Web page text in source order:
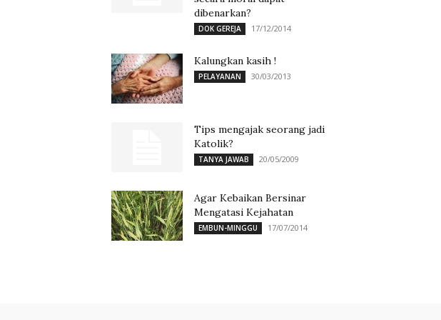
dibenarkan?
DOK GEREJA 17/12/2014
Kalungkan kasih !
PELAYANAN 30/03/2013
Tips mengajak seorang jadi
Katolik?
TANYA JAWAB 20/05/2009
Agar Kebaikan Bersinar
Mengatasi Kejahatan
EMBUN-MINGGU 17/07/2014